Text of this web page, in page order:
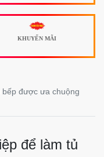
KHUYẾN MÃI
bếp được ưa chuộng
để làm tủ